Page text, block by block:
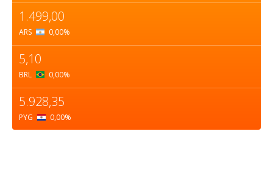
1.499,00
ARS 0,00%
5,10
BRL 0,00%
5.928,35
PYG 0,00%